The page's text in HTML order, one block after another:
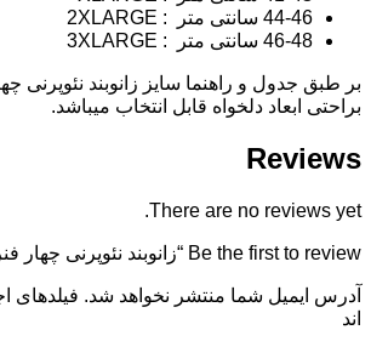
44-46 سانتی متر : 2XLARGE
46-48 سانتی متر : 3XLARGE
بر طبق جدول و راهنما سایز زانوبند نئوپرنی
براحتی ابعاد دلخواه قابل انتخاب میباشد.
Reviews
There are no reviews yet.
Be the first to review “زانوبند نئوپرنی چهار فنره آدور”
آدرس ایمیل شما منتشر نخواهد شد.
اند